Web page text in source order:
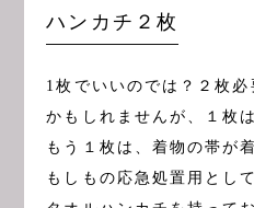
ハンカチ２枚
1枚でいいのでは？２枚
かもしれませんが、１枚
もう１枚は、着物の帯が
もしもの応急処置用とし